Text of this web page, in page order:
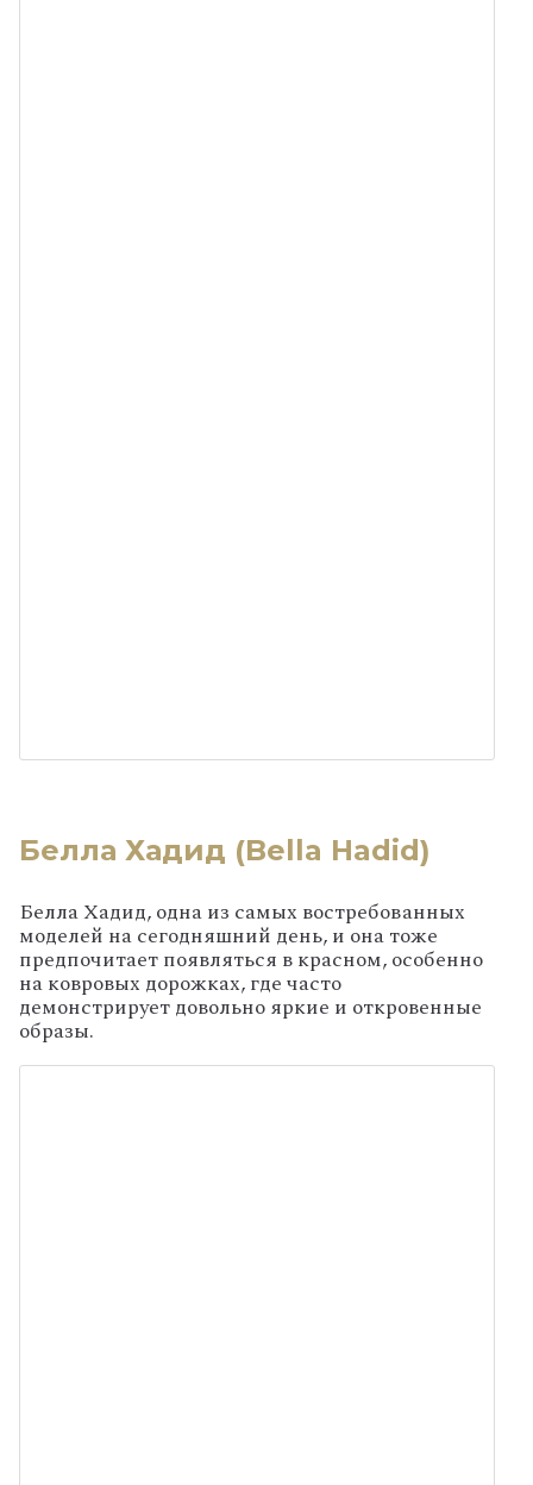
Белла Хадид (Bella Hadid)
Белла Хадид, одна из самых востребованных
моделей на сегодняшний день, и она тоже
предпочитает появляться в красном, особенно
на ковровых дорожках, где часто
демонстрирует довольно яркие и откровенные
образы.